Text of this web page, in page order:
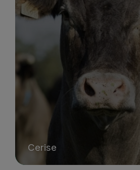
Cerise